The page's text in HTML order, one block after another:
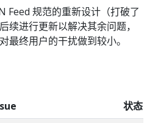
Feed 规范的重新设计（打破了
续进行更新以解决其余问题，
最终用户的干扰做到较小。
状态